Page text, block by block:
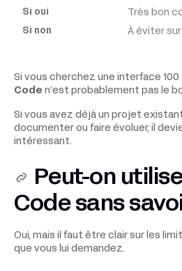
Très bon
À éviter
Si vous cherchez une interface 100
Code n’est probablement pas le
Si vous avez déjà un projet
documenter ou faire évoluer, il
intéressant.
Peut-on
Code sans
Oui, mais il faut être clair sur les
que vous lui demandez.